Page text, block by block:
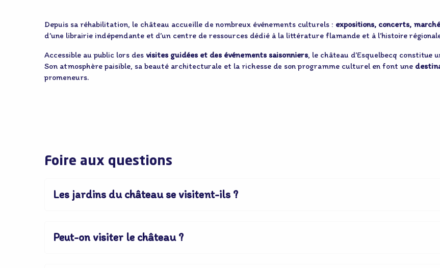
Depuis sa réhabilitation, le château accueille de nombreux événements culturels : expositions, concerts,
d’une librairie indépendante et d’un centre de ressources dédié à la littérature flamande et à l’histoire
Accessible au public lors des visites guidées et des événements saisonniers, le château d’Esquelbecq constitue
Son atmosphère paisible, sa beauté architecturale et la richesse de son programme culturel en font une
promeneurs.
Foire aux questions
Les jardins du château se visitent-ils ?
Peut-on visiter le château ?